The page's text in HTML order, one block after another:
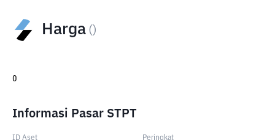
Harga ( )
0
Informasi Pasar STPT
ID Aset Peringkat